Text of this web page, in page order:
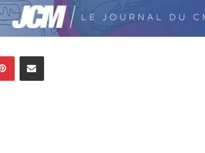
Pinterest Partager par email